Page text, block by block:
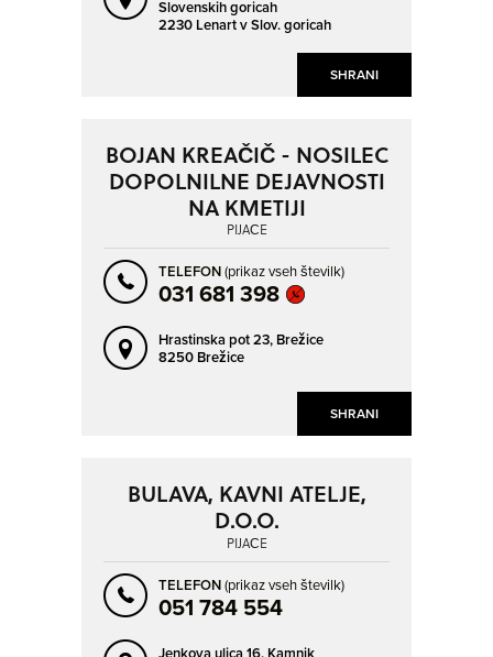
SHRANI
Slovenskih goricah
2230 Lenart v Slov. goricah
SHRANI
BOJAN KREAČIČ - NOSILEC
DOPOLNILNE DEJAVNOSTI
NA KMETIJI
PIJAČE
TELEFON(prikaz vseh številk)
031 681 398
Hrastinska pot 23, Brežice
8250 Brežice
BULAVA, KAVNI ATELJE,
D.O.O.
PIJAČE
TELEFON(prikaz vseh številk)
051 784 554